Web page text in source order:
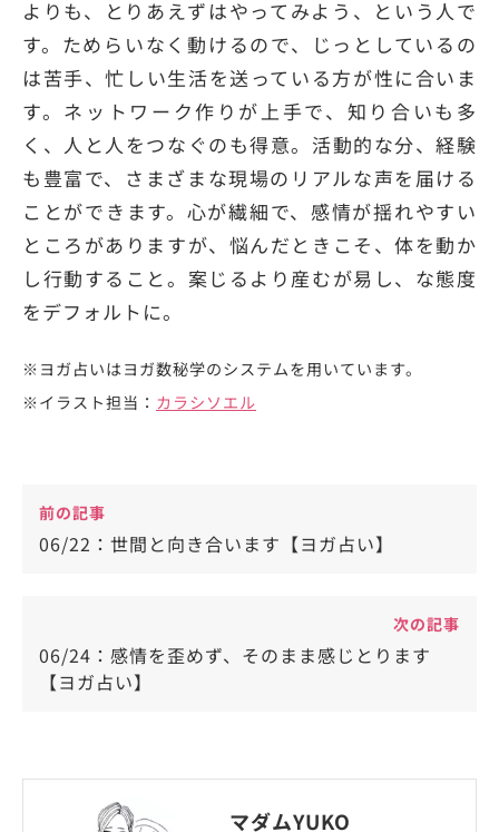
よりも、とりあえずはやってみよう、という人で
す。ためらいなく動けるので、じっとしているの
は苦手、忙しい生活を送っている方が性に合いま
す。ネットワーク作りが上手で、知り合いも多
く、人と人をつなぐのも得意。活動的な分、経験
も豊富で、さまざまな現場のリアルな声を届ける
ことができます。心が繊細で、感情が揺れやすい
ところがありますが、悩んだときこそ、体を動か
し行動すること。案じるより産むが易し、な態度
をデフォルトに。
※ヨガ占いはヨガ数秘学のシステムを用いています。
※イラスト担当： カラシソエル
前の記事
06/22：世間と向き合います【ヨガ占い】
次の記事
06/24：感情を歪めず、そのまま感じとります
【ヨガ占い】
マダムYUKO